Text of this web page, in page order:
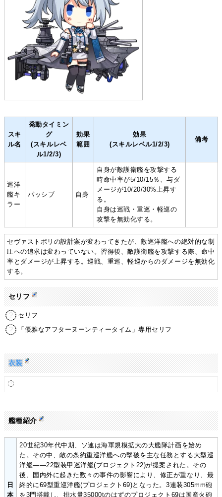
スキ
ル名
発動タイミン
グ
(スキルレベ
ル1/2/3)
効果
範囲
効果
(スキルレベル1/2/3)
備考
巡洋
艦キ
ラー
パッシブ 自身
自身が敵護衛艦を攻撃する
時命中率が5/10/15％、与ダ
メージが10/20/30%上昇す
る。
自身は巡戦・重巡・軽巡の
攻撃を無効化する。
セヴァストポリの設計案が変わってきたが、敵巡洋艦への絶対的な制
圧への追求は変わっていない。習得後、敵護衛艦を攻撃する際、命中
率とダメージが上昇する。巡戦、重巡、軽巡からのダメージを無効化
する。
セリフ
セリフ
「優雅なアフターヌーンティータイム」専用セリフ
衣装
艦種紹介
日
本
20世紀30年代中期、ソ連は海軍規模拡大の大艦隊計画を始め
た。その中、敵の条約重巡洋艦への撃破を主な任務とする大型巡
洋艦――22型装甲巡洋艦(プロジェクト22)が提案された。その
後、国内外に起きた数々の事件の影響により、修正が重なり、最
終的に69型重巡洋艦(プロジェクト69)となった。3連装305mm砲
を3門搭載し、排水量35000tのはずのプロジェクト69は国産火砲